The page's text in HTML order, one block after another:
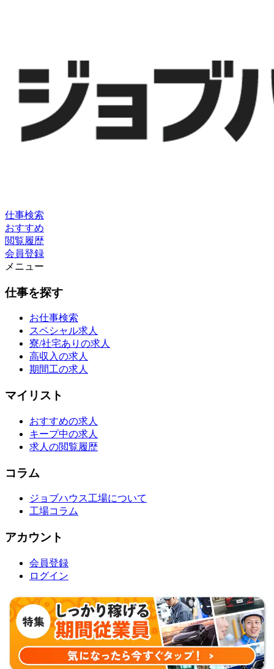
仕事検索
おすすめ
閲覧履歴
会員登録
メニュー
仕事を探す
お仕事検索
スペシャル求人
寮/社宅ありの求人
高収入の求人
期間工の求人
マイリスト
おすすめの求人
キープ中の求人
求人の閲覧履歴
コラム
ジョブハウス工場について
工場コラム
アカウント
会員登録
ログイン